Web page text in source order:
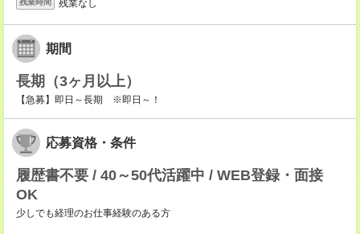
残業時間 残業なし
期間
長期（3ヶ月以上）
【急募】即日～長期 ※即日～！
応募資格・条件
履歴書不要 / 40～50代活躍中 / WEB登録・面接
OK
少しでも経理のお仕事経験のある方